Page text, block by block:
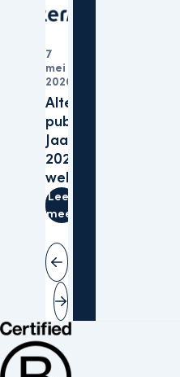
Altera
publiceert
Jaarverslagen
2025 op haar
website
7
mei
2026
Lees
meer
Vorige slide
Volgende slide
Bekijk de B Corp-certificering